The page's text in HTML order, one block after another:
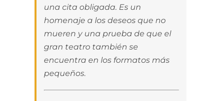
una cita obligada. Es un
homenaje a los deseos que no
mueren y una prueba de que el
gran teatro también se
encuentra en los formatos más
pequeños.